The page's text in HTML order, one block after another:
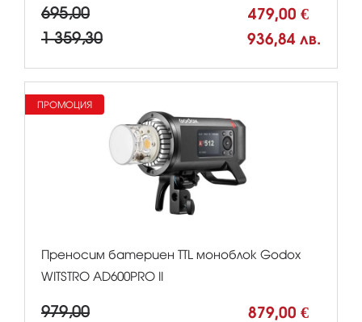
695,00 479,00 €
1 359,30 936,84 лв.
Преносим батериен TTL моноблок Godox
WITSTRO AD600PRO II
979,00 879,00 €
ПРОМОЦИЯ